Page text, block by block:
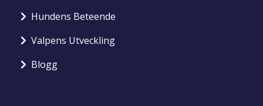
Hundens Beteende
Valpens Utveckling
Blogg